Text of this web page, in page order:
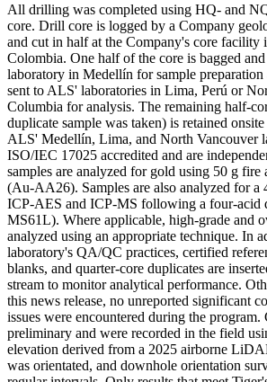
All drilling was completed using HQ- and
core. Drill core is logged by a Company
and cut in half at the Company's core facility
Colombia. One half of the core is bagged
laboratory in Medellín for sample preparation
sent to ALS' laboratories in Lima, Perú or
Columbia for analysis. The remaining half-
duplicate sample was taken) is retained
ALS' Medellín, Lima, and North Vancouver
ISO/IEC 17025 accredited and are
samples are analyzed for gold using 50 g
(Au-AA26). Samples are also analyzed for a
ICP-AES and ICP-MS following a four-acid
MS61L). Where applicable, high-grade and
analyzed using an appropriate technique. In
laboratory's QA/QC practices, certified
blanks, and quarter-core duplicates are
stream to monitor analytical performance.
this news release, no unreported significant
issues were encountered during the program.
preliminary and were recorded in the field
elevation derived from a 2025 airborne
was orientated, and downhole orientation